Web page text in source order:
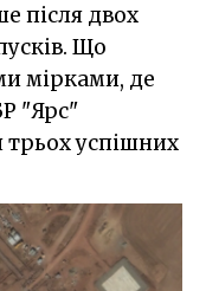
після двох
Що
мірками, де
"Ярс"
трьох успішних